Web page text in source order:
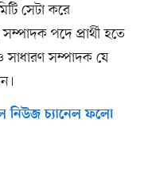
সেটা করে
পদে প্রার্থী হতে
সম্পাদক যে
নিউজ চ্যানেল ফলো